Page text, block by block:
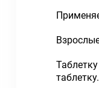
таблетку.